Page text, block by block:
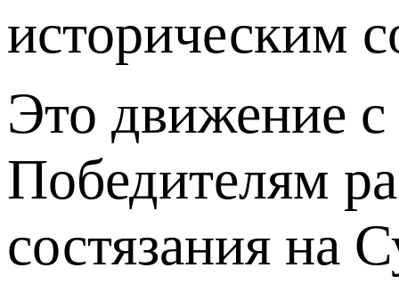
историческим
Это движение
Победителям
состязания на